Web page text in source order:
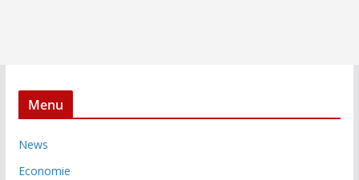
Menu
News
Economie